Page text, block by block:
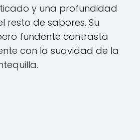
y una profundidad
resto de sabores. Su
fundente contrasta
con la suavidad de la